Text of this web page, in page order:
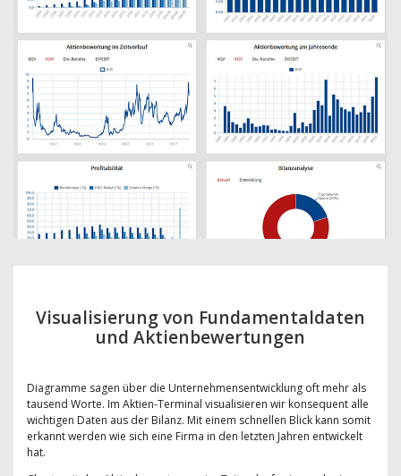
Visualisierung von Fundamentaldaten
und Aktienbewertungen
Diagramme sagen über die Unternehmensentwicklung oft mehr als
tausend Worte. Im Aktien-Terminal visualisieren wir konsequent alle
wichtigen Daten aus der Bilanz. Mit einem schnellen Blick kann somit
erkannt werden wie sich eine Firma in den letzten Jahren entwickelt
hat.